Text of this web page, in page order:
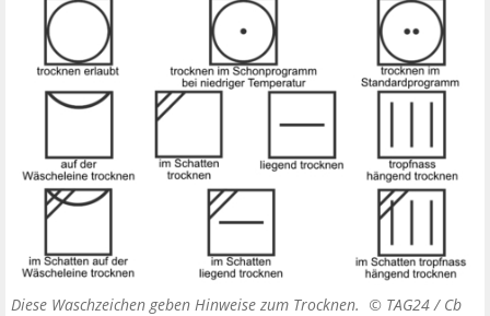
Diese Waschzeichen geben Hinweise zum Trocknen. © TAG24 / Cb